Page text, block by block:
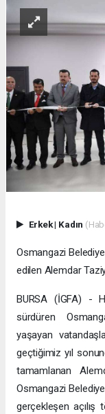
Erkek| Kadın
Osmangazi
edilen Alemdar
BURSA (İGFA) -
sürdüren
yaşayan
geçtiğimiz yıl
tamamlanan
Osmangazi
gerçekleşen